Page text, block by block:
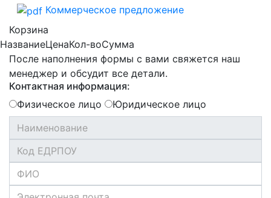
Коммерческое предложение
Корзина
НазваниеЦенаКол-воСумма
После наполнения формы с вами свяжется наш
менеджер и обсудит все детали.
Контактная информация:
Физическое лицо
Юридическое лицо